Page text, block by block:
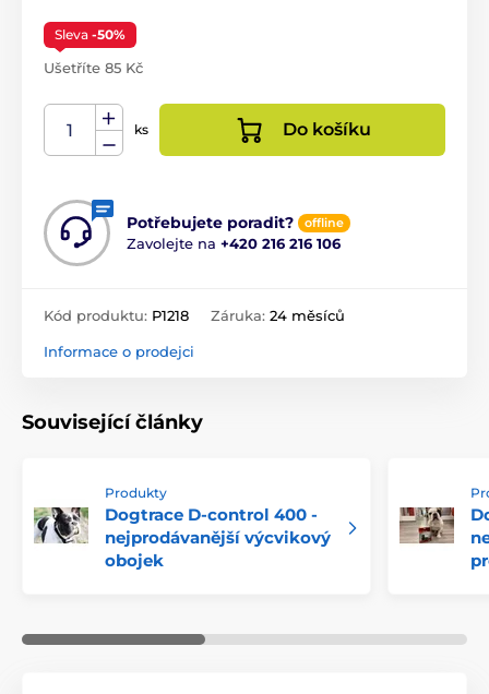
Sleva -50%
Ušetříte 85 Kč
ks Do košíku
Potřebujete poradit? offline
Zavolejte na +420 216 216 106
Kód produktu: P1218 Záruka: 24 měsíců
Informace o prodejci
Související články
Produkty
Dogtrace D-control 400 -
nejprodávanější výcvikový
obojek